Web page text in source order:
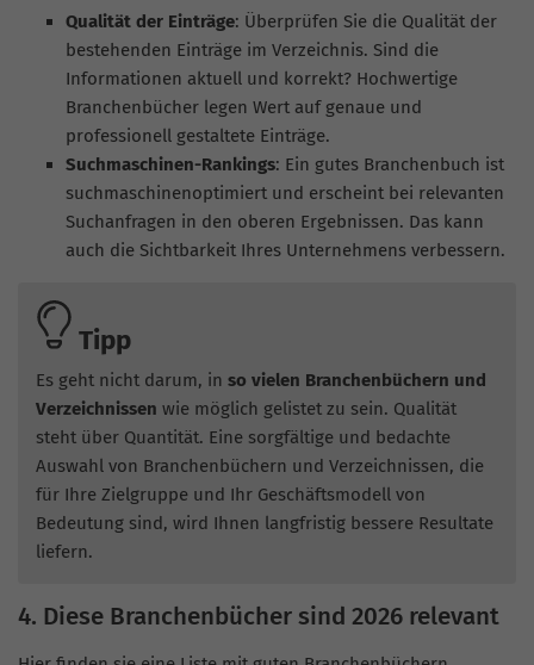
Qualität der Einträge: Überprüfen Sie die Qualität der
bestehenden Einträge im Verzeichnis. Sind die
Informationen aktuell und korrekt? Hochwertige
Branchenbücher legen Wert auf genaue und
professionell gestaltete Einträge.
Suchmaschinen-Rankings: Ein gutes Branchenbuch ist
suchmaschinenoptimiert und erscheint bei relevanten
Suchanfragen in den oberen Ergebnissen. Das kann
auch die Sichtbarkeit Ihres Unternehmens verbessern.
Tipp
Es geht nicht darum, in so vielen Branchenbüchern und
Verzeichnissen wie möglich gelistet zu sein. Qualität
steht über Quantität. Eine sorgfältige und bedachte
Auswahl von Branchenbüchern und Verzeichnissen, die
für Ihre Zielgruppe und Ihr Geschäftsmodell von
Bedeutung sind, wird Ihnen langfristig bessere Resultate
liefern.
4. Diese Branchenbücher sind 2026 relevant